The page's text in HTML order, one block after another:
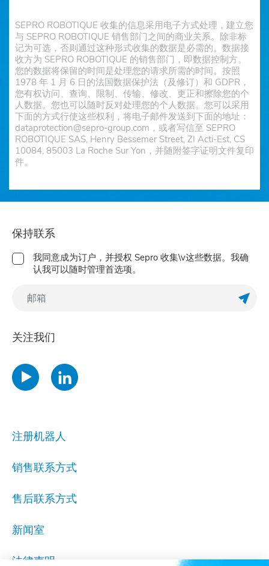
SEPRO ROBOTIQUE 收集的信息采用电子方式处理，建立您
与 SEPRO ROBOTIQUE 销售部门之间的商业关系。除非标
记为可选，否则通过这种形式收集的数据是必需的。数据接
收方为 SEPRO ROBOTIQUE 的销售部门，即数据控制方。
您的数据将保留的时间是处理您的请求所需的时间。按照
1978 年 1 月 6 日的法国数据保护法（及修订）和 GDPR，
您有权访问、查询、限制、传输、修改、更正和擦除您的个
人数据。您也可以随时反对处理您的个人数据。您可以采用
下面的方式行使这些权利，将电子邮件发送到下面的地址：
dataprotection@sepro-group.com，或者写信至 SEPRO
ROBOTIQUE SAS, Henry Bessemer Street, ZI Acti-Est, CS
10084, 85003 La Roche Sur Yon，并随附签字证明文件复印
件。
保持联系
我同意成为订户，并授权 Sepro 收集\v这些数据。我确
认我可以随时管理首选项。
关注我们
注册机器人
销售联系方式
售后联系方式
新闻室
法律声明